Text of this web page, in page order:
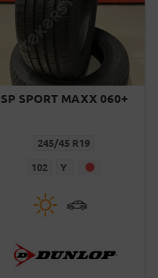
SP SPORT MAXX 060+
245/45 R19
102 Y